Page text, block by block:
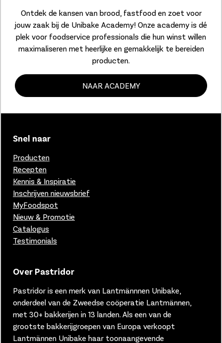
Ontdek de kansen van brood, fastfood en zoet voor
jouw zaak bij de Unibake Academy! Onze academy is dé
plek voor foodservice professionals die hun winst willen
maximaliseren met heerlijke en gemakkelijk te bereiden
producten.
NAAR ACADEMY
Snel naar
Producten
Recepten
Kennis & Inspiratie
Inschrijven nieuwsbrief
MyFoodspot
Nieuw & Promotie
Catalogus
Testimonials
Over Pastridor
Pastridor is een merk van Lantmännnen Unibake,
onderdeel van de Zweedse coöperatie Lantmännen,
met 30+ bakkerijen in 13 landen. Als een van de
grootste bakkerijgroepen van Europa verkoopt
Lantmännen Unibake haar toonaangevende